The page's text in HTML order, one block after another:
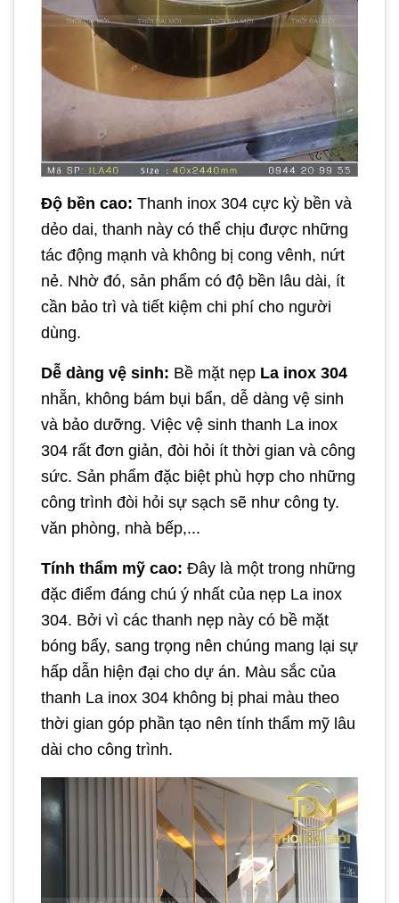
Độ bền cao: Thanh inox 304 cực kỳ bền và
dẻo dai, thanh này có thể chịu được những
tác động mạnh và không bị cong vênh, nứt
nẻ. Nhờ đó, sản phẩm có độ bền lâu dài, ít
cần bảo trì và tiết kiệm chi phí cho người
dùng.
Dễ dàng vệ sinh: Bề mặt nẹp La inox 304
nhẵn, không bám bụi bẩn, dễ dàng vệ sinh
và bảo dưỡng. Việc vệ sinh thanh La inox
304 rất đơn giản, đòi hỏi ít thời gian và công
sức. Sản phẩm đặc biệt phù hợp cho những
công trình đòi hỏi sự sạch sẽ như công ty.
văn phòng, nhà bếp,...
Tính thẩm mỹ cao: Đây là một trong những
đặc điểm đáng chú ý nhất của nẹp La inox
304. Bởi vì các thanh nẹp này có bề mặt
bóng bẩy, sang trọng nên chúng mang lại sự
hấp dẫn hiện đại cho dự án. Màu sắc của
thanh La inox 304 không bị phai màu theo
thời gian góp phần tạo nên tính thẩm mỹ lâu
dài cho công trình.